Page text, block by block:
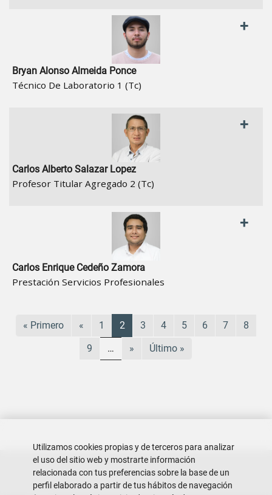
Bryan Alonso Almeida Ponce
Técnico De Laboratorio 1 (Tc)
+
Carlos Alberto Salazar Lopez
Profesor Titular Agregado 2 (Tc)
+
Carlos Enrique Cedeño Zamora
Prestación Servicios Profesionales
+
Primera página
« Primero Página anterior
« Página
1 Página actual
2 Página
3 Página
4 Página
5 Página
6 Página
7
8
Página
9 … Siguiente página
» Última página
Último »
Utilizamos cookies propias y de terceros para analizar
el uso del sitio web y mostrarte información
relacionada con tus preferencias sobre la base de un
perfil elaborado a partir de tus hábitos de navegación